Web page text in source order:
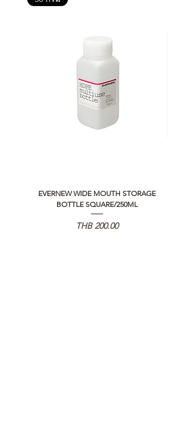
EVERNEW WIDE MOUTH STORAGE
BOTTLE SQUARE/250ML
Price
THB 200.00